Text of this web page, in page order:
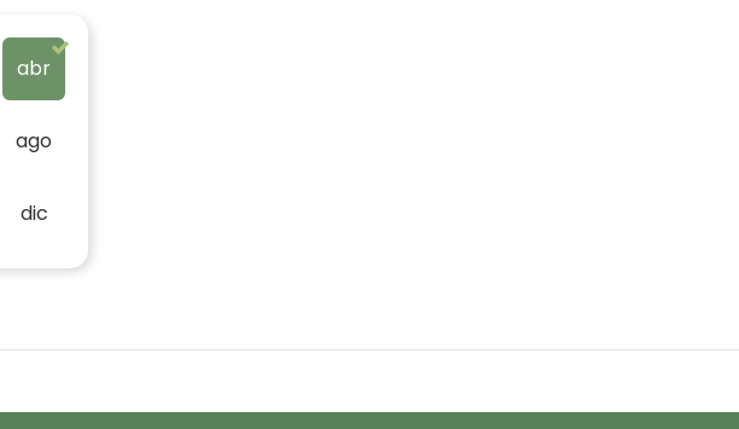
abr
ago
dic